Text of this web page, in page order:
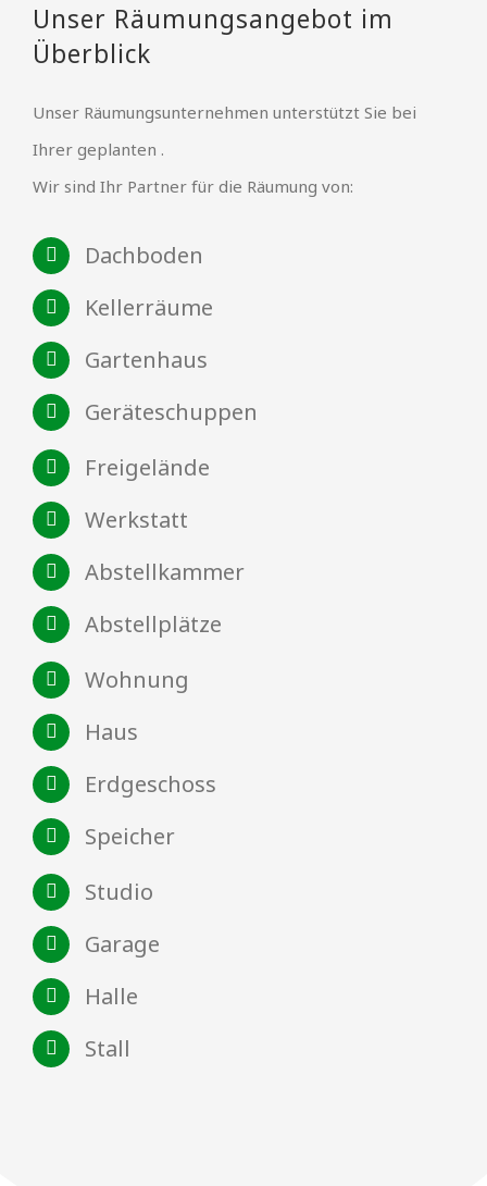
Unser Räumungsangebot im
Überblick
Unser Räumungsunternehmen unterstützt Sie bei
Ihrer geplanten .
Wir sind Ihr Partner für die Räumung von:
Dachboden
Kellerräume
Gartenhaus
Geräteschuppen
Freigelände
Werkstatt
Abstellkammer
Abstellplätze
Wohnung
Haus
Erdgeschoss
Speicher
Studio
Garage
Halle
Stall